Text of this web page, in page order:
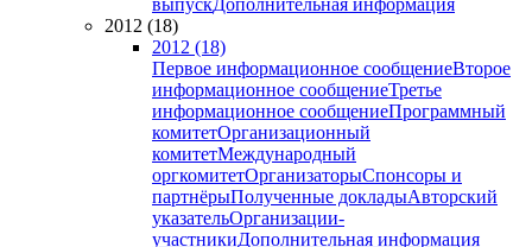
выпускДополнительная информация
2012 (18)
2012 (18)
Первое информационное сообщениеВторое
информационное сообщениеТретье
информационное сообщениеПрограммный
комитетОрганизационный
комитетМеждународный
оргкомитетОрганизаторыСпонсоры и
партнёрыПолученные докладыАвторский
указательОрганизации-
участникиДополнительная информация